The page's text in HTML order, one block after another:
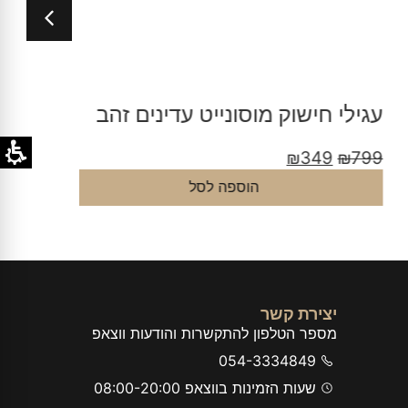
עגילי חישוק מוסונייט עדינים זהב
₪
₪ 349
הוספה לסל
₪
יצירת קשר
מספר הטלפון להתקשרות והודעות ווצאפ
054-3334849
שעות הזמינות בווצאפ 08:00-20:00